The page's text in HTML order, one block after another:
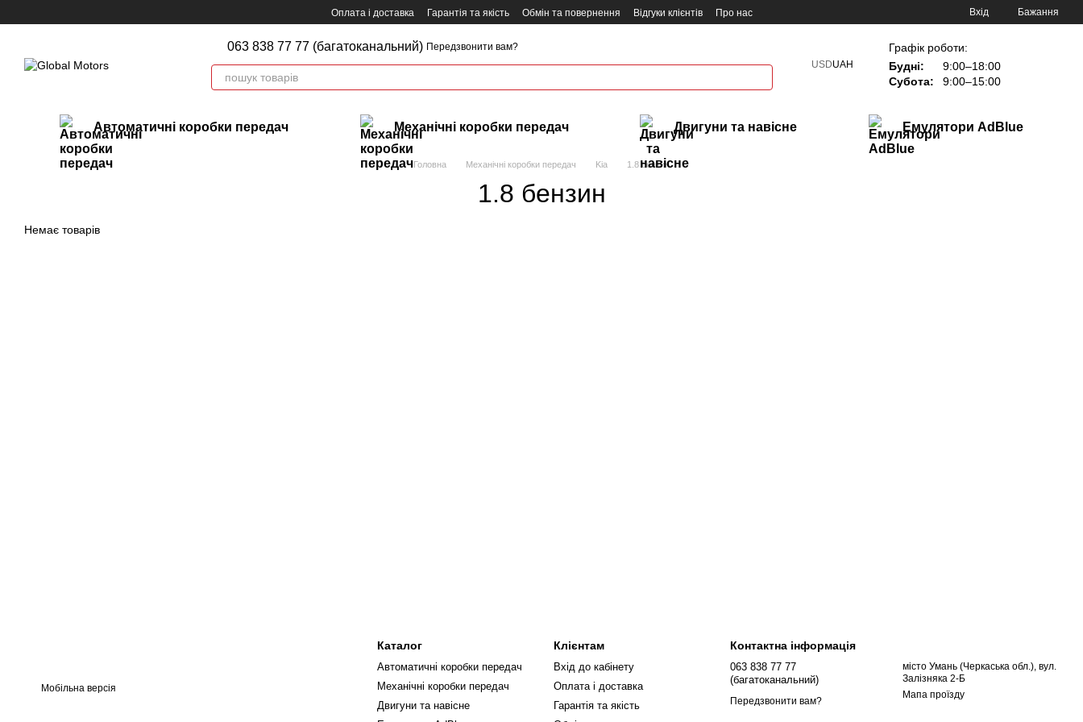
Оплата і доставка Гарантія та якість Обмін та повернення Відгуки клієнтів Про нас Вхід Бажання
063 838 77 77 (багатоканальний) Передзвонити вам?
USDUAH
Графік роботи:
Будні:
9:00–18:00
Субота:
9:00–15:00
Автоматичні коробки передач Механічні коробки передач Двигуни та навісне Емулятори AdBlue
Головна Механічні коробки передач Kia 1.8 бензин
1.8 бензин
Немає товарів
Мобільна версія
Каталог
Автоматичні коробки передач
Механічні коробки передач
Двигуни та навісне
Клієнтам
Вхід до кабінету
Оплата і доставка
Гарантія та якість
Контактна інформація
063 838 77 77
(багатоканальний)
Передзвонити вам?
місто Умань (Черкаська обл.), вул.
Залізняка 2-Б
Мапа проїзду